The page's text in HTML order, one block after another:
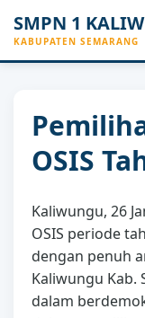
SMPN 1
KABUPATEN SEMARANG
OSIS
Kaliwungu, 26
OSIS periode
dengan penuh
Kaliwungu Kab.
dalam